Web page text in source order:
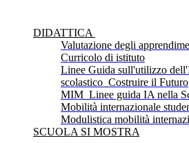
DIDATTICA
Valutazione degli
Curricolo di istituto
Linee Guida sull'utilizzo
scolastico_Costruire il Futuro
MIM_Linee guida IA nella
Mobilità internazionale
Modulistica mobilità
SCUOLA SI MOSTRA